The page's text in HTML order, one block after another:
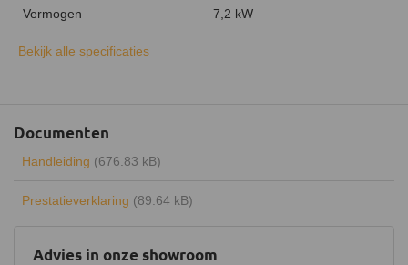
Advies in onze showroom
Vermogen 7,2 kW
Uitvoering
Bekijk alle specificaties
Documenten
Handleiding (676.83 kB)
Prestatieverklaring (89.64 kB)